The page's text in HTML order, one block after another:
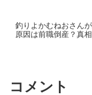
釣りよかむねおさん
原因は前職倒産？真
コメント